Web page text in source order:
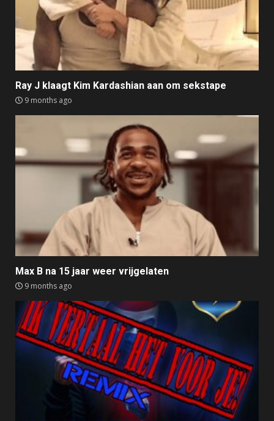
Ray J klaagt Kim Kardashian aan om sekstape
9 months ago
Max B na 15 jaar weer vrijgelaten
9 months ago